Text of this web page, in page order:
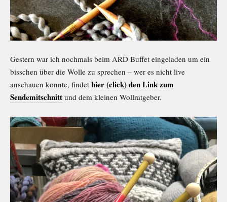
Gestern war ich nochmals beim ARD Buffet eingeladen um ein
bisschen über die Wolle zu sprechen – wer es nicht live
anschauen konnte, findet hier (click) den Link zum
Sendemitschnitt und dem kleinen Wollratgeber.